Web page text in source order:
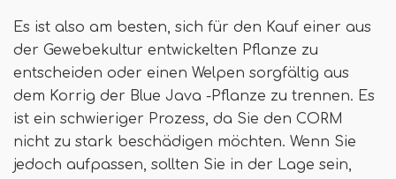
Es ist also am besten, sich für den Kauf einer aus
der Gewebekultur entwickelten Pflanze zu
entscheiden oder einen Welpen sorgfältig aus
dem Korrig der Blue Java -Pflanze zu trennen. Es
ist ein schwieriger Prozess, da Sie den CORM
nicht zu stark beschädigen möchten. Wenn Sie
jedoch aufpassen, sollten Sie in der Lage sein,